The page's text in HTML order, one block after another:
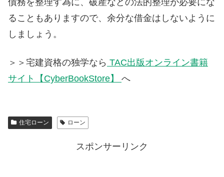
債務を整理す為に、破産などの法的整理が必要にな
ることもありますので、余分な借金はしないように
しましょう。
＞＞宅建資格の独学なら TAC出版オンライン書籍
サイト【CyberBookStore】 へ
住宅ローン ローン
スポンサーリンク